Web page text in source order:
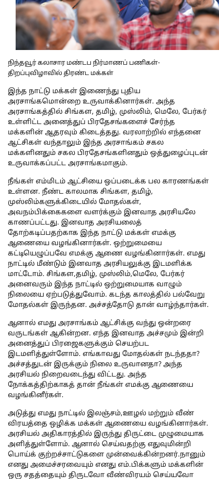
நிந்தவூர் கலாசார மண்டப நிர்மாணப் பணிகள்-
திறப்புவிழாவில் திரண்ட மக்கள்
இந்த நாட்டு மக்கள் இணைந்து புதிய
அரசாங்கமொன்றை உருவாக்கினார்கள். அந்த
அரசாங்கத்தில் சிங்கள, தமிழ், முஸ்லிம், மெலே, பேர்கர்
உள்ளிட்ட அனைத்துப் பிரதேசங்களைச் சேர்ந்த
மக்களின் ஆதரவும் கிடைத்தது. வரலாற்றில் எந்தனை
ஆட்சிகள் வந்தாலும் இந்த அரசாங்கம் சகல
மக்களினதும் சகல பிரதேசங்களினதும் ஒத்துழைப்புடன்
உருவாக்கப்பட்ட அரசாங்கமாகும்.
நீங்கள் எம்மிடம் ஆட்சியை ஒப்படைக்க பல காரணங்கள்
உள்ளன. நீண்ட காலமாக சிங்கள, தமிழ்,
முஸ்லிம்களுக்கிடையில் மோதல்கள்,
அவநம்பிக்கைகளை வளர்க்கும் இனவாத அரசியலே
காணப்பட்டது. இனவாத அரசியலைத்
தோற்கடிப்பதற்காக இந்த நாட்டு மக்கள் எமக்கு
ஆணையை வழங்கினார்கள். ஒற்றுமையை
கட்டியெழுப்பவே எமக்கு ஆணை வழங்கினார்கள். எமது
நாட்டில் மீண்டும் இனவாத அரசியலுக்கு இடமளிக்க
மாட்டோம். சிங்கள,தமிழ், முஸ்லிம்,மெலே, பேர்கர்
அனைவரும் இந்த நாட்டில் ஒற்றுமையாக வாழும்
நிலையை ஏற்படுத்துவோம். கடந்த காலத்தில் பல்வேறு
மோதல்கள் இருந்தன. அச்சத்தோடு தான் வாழ்ந்தார்கள்.
ஆனால் எமது அரசாங்கம் ஆட்சிக்கு வந்து ஒன்றரை
வருடங்கள் ஆகின்றன. எந்த இனவாத அச்சமும் இன்றி
அனைத்துப் பிரஜைகளுக்கும் செயற்பட
இடமளித்துள்ளோம். எங்காவது மோதல்கள் நடந்ததா?
அச்சத்துடன் இருக்கும் நிலை உருவானதா? அந்த
அரசியல் நிறைவடைந்து விட்டது. அந்த
நோக்கத்திற்காகத் தான் நீங்கள் எமக்கு ஆணையை
வழங்கினீர்கள்.
அடுத்து எமது நாட்டில் இலஞ்சம்,ஊழல் மற்றும் வீண்
விரயத்தை ஒழிக்க மக்கள் ஆணையை வழங்கினார்கள்.
அரசியல் அதிகாரத்தில் இருந்து திருட்டை முழுமையாக
அளித்துள்ளோம். ஆனால் செய்வதற்கு எதுவுமின்றி
பொய்க் குற்றச்சாட்டுகளை முன்வைக்கின்றனர்.நானும்
எனது அமைச்சரவையும் எனது எம்.பிக்களும் மக்களின்
ஒரு சதத்தையும் திருடவோ வீண்விரயம் செய்யவோ